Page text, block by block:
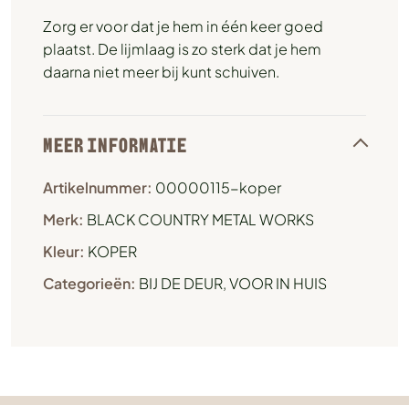
Zorg er voor dat je hem in één keer goed
plaatst. De lijmlaag is zo sterk dat je hem
daarna niet meer bij kunt schuiven.
MEER INFORMATIE
Artikelnummer: 00000115-koper
Merk: BLACK COUNTRY METAL WORKS
Kleur: KOPER
Categorieën: BIJ DE DEUR,VOOR IN HUIS